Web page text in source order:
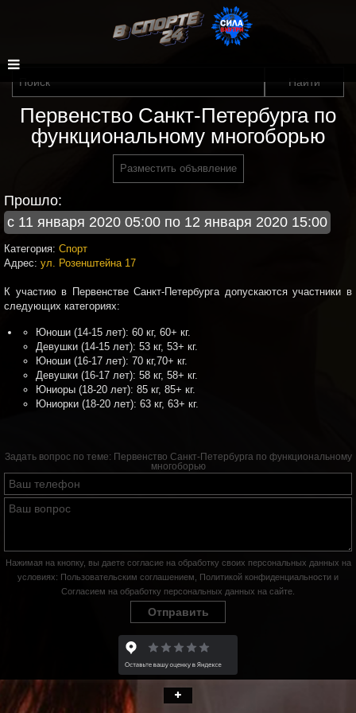
Первенство Санкт-Петербурга по
функциональному многоборью
Разместить объявление
Прошло:
с 11 января 2020 05:00 по 12 января 2020 15:00
Категория: Спорт
Адрес: ул. Розенштейна 17
К участию в ПервенствеСанкт-Петербурга допускаются участники в
следующих категориях:
Юноши (14-15 лет): 60 кг, 60+ кг.
Девушки (14-15 лет): 53 кг, 53+ кг.
Юноши (16-17 лет): 70 кг,70+ кг.
Девушки (16-17 лет): 58 кг, 58+ кг.
Юниоры (18-20 лет): 85 кг, 85+ кг.
Юниорки (18-20 лет): 63 кг, 63+ кг.
Задать вопрос по теме: Первенство Санкт-Петербурга по функциональному
многоборью
Нажимая на кнопку, вы даете согласие на обработку своих персональных данных на
условиях: Пользовательским соглашением Политикой конфиденциальности и
Согласием на обработку персональных данных на сайте
Отправить